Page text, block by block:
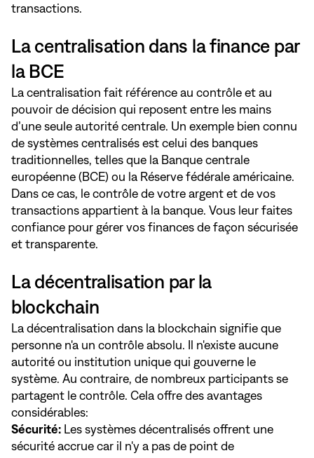
transactions.
La centralisation dans la finance par
la BCE
La centralisation fait référence au contrôle et au
pouvoir de décision qui reposent entre les mains
d’une seule autorité centrale. Un exemple bien connu
de systèmes centralisés est celui des banques
traditionnelles, telles que la Banque centrale
européenne (BCE) ou la Réserve fédérale américaine.
Dans ce cas, le contrôle de votre argent et de vos
transactions appartient à la banque. Vous leur faites
confiance pour gérer vos finances de façon sécurisée
et transparente.
La décentralisation par la
blockchain
La décentralisation dans la blockchain signifie que
personne n'a un contrôle absolu. Il n'existe aucune
autorité ou institution unique qui gouverne le
système. Au contraire, de nombreux participants se
partagent le contrôle. Cela offre des avantages
considérables:
Sécurité: Les systèmes décentralisés offrent une
sécurité accrue car il n'y a pas de point de